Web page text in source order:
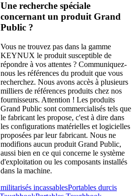
Une recherche spéciale
concernant un produit Grand
Public ?
Vous ne trouvez pas dans la gamme
KEYNUX le produit susceptible de
répondre à vos attentes ? Communiquez-
nous les références du produit que vous
recherchez. Nous avons accès à plusieurs
milliers de références produits chez nos
fournisseurs. Attention ! Les produits
Grand Public sont commercialisés tels que
le fabricant les propose, c'est à dire dans
les configurations matérielles et logicielles
proposées par leur fabricant. Nous ne
modifions aucun produit Grand Public,
aussi bien en ce qui concerne le système
d'exploitation ou les composants installés
dans la machine.
Portables durcis